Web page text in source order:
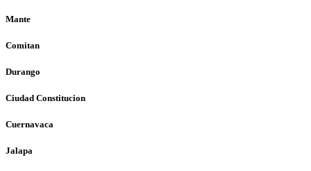
Mante
Comitan
Durango
Ciudad Constitucion
Cuernavaca
Jalapa